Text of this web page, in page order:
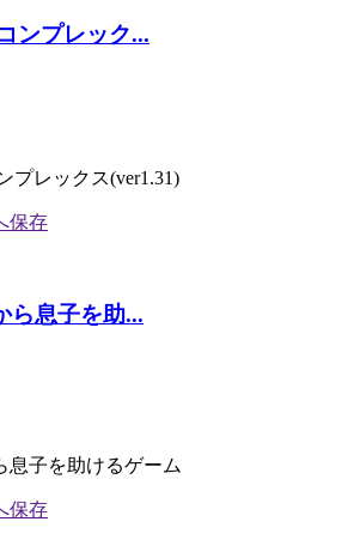
ンプレック...
プレックス(ver1.31)
ら息子を助...
息子を助けるゲーム